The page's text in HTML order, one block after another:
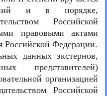
и в порядке,
Российской
правовыми актами
Российской Федерации.
данных экстернов,
представителей)
организацией
Российской